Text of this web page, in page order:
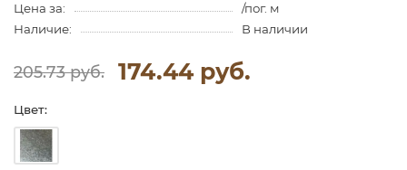
Цена за:
/пог. м
Наличие:
В наличии
205.73 руб. 174.44 руб.
Цвет: